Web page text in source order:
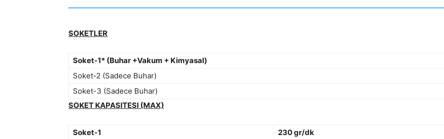
SOKETLER
Soket-1* (Buhar +Vakum + Kimyasal)
Soket-2 (Sadece Buhar)
Soket-3 (Sadece Buhar)
SOKET KAPASITESI (MAX)
Soket-1
230 gr/dk